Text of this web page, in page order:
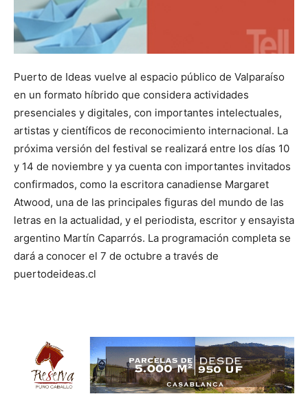
Puerto de Ideas vuelve al espacio público de Valparaíso
en un formato híbrido que considera actividades
presenciales y digitales, con importantes intelectuales,
artistas y científicos de reconocimiento internacional. La
próxima versión del festival se realizará entre los días 10
y 14 de noviembre y ya cuenta con importantes invitados
confirmados, como la escritora canadiense Margaret
Atwood, una de las principales figuras del mundo de las
letras en la actualidad, y el periodista, escritor y ensayista
argentino Martín Caparrós. La programación completa se
dará a conocer el 7 de octubre a través de
puertodeideas.cl